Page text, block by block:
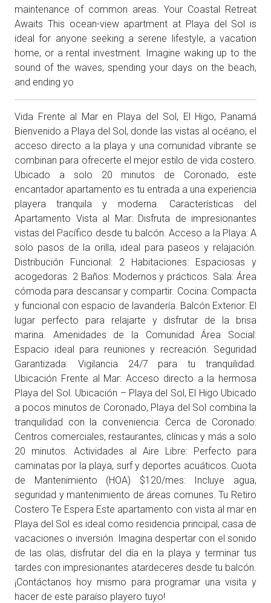
maintenance of common areas. Your Coastal Retreat
Awaits This ocean-view apartment at Playa del Sol is
ideal for anyone seeking a serene lifestyle, a vacation
home, or a rental investment. Imagine waking up to the
sound of the waves, spending your days on the beach,
and ending yo
Vida Frente al Mar en Playa del Sol, El Higo, Panamá
Bienvenido a Playa del Sol, donde las vistas al océano, el
acceso directo a la playa y una comunidad vibrante se
combinan para ofrecerte el mejor estilo de vida costero.
Ubicado a solo 20 minutos de Coronado, este
encantador apartamento es tu entrada a una experiencia
playera tranquila y moderna. Características del
Apartamento Vista al Mar: Disfruta de impresionantes
vistas del Pacífico desde tu balcón. Acceso a la Playa: A
solo pasos de la orilla, ideal para paseos y relajación.
Distribución Funcional: 2 Habitaciones: Espaciosas y
acogedoras. 2 Baños: Modernos y prácticos. Sala: Área
cómoda para descansar y compartir. Cocina: Compacta
y funcional con espacio de lavandería. Balcón Exterior: El
lugar perfecto para relajarte y disfrutar de la brisa
marina. Amenidades de la Comunidad Área Social:
Espacio ideal para reuniones y recreación. Seguridad
Garantizada: Vigilancia 24/7 para tu tranquilidad.
Ubicación Frente al Mar: Acceso directo a la hermosa
Playa del Sol. Ubicación – Playa del Sol, El Higo Ubicado
a pocos minutos de Coronado, Playa del Sol combina la
tranquilidad con la conveniencia: Cerca de Coronado:
Centros comerciales, restaurantes, clínicas y más a solo
20 minutos. Actividades al Aire Libre: Perfecto para
caminatas por la playa, surf y deportes acuáticos. Cuota
de Mantenimiento (HOA) $120/mes: Incluye agua,
seguridad y mantenimiento de áreas comunes. Tu Retiro
Costero Te Espera Este apartamento con vista al mar en
Playa del Sol es ideal como residencia principal, casa de
vacaciones o inversión. Imagina despertar con el sonido
de las olas, disfrutar del día en la playa y terminar tus
tardes con impresionantes atardeceres desde tu balcón.
¡Contáctanos hoy mismo para programar una visita y
hacer de este paraíso playero tuyo!